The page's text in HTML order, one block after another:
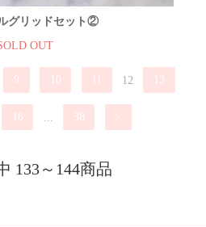
グリッドセット②
OUT
9 10 12 13
16 38 >
133～144商品